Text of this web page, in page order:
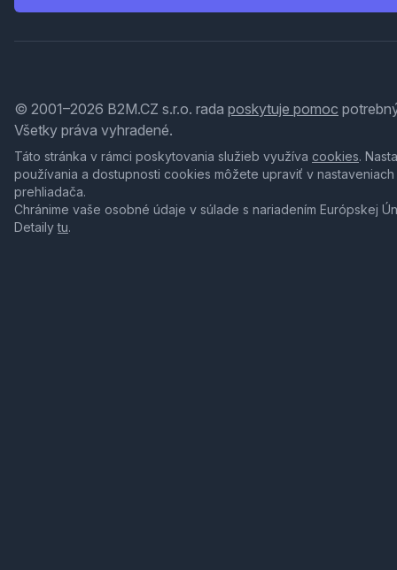
© 2001–2026 B2M.CZ s.r.o. rada poskytuje pomoc
Všetky práva vyhradené.
Táto stránka v rámci poskytovania služieb využíva cookies.
používania a dostupnosti cookies môžete upraviť v nastaveniach
prehliadača.
Chránime vaše osobné údaje v súlade s nariadením Európskej
Detailytu.